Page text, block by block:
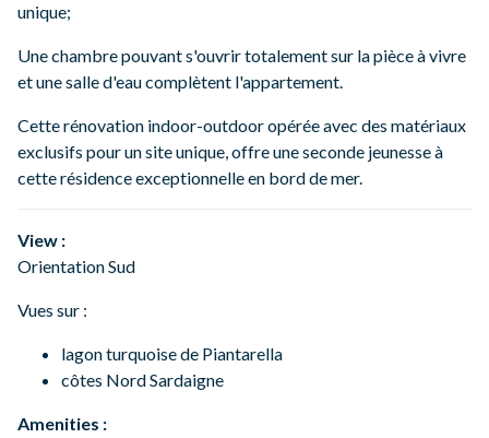
unique;
Une chambre pouvant s'ouvrir totalement sur la pièce à vivre
et une salle d'eau complètent l'appartement.
Cette rénovation indoor-outdoor opérée avec des matériaux
exclusifs pour un site unique, offre une seconde jeunesse à
cette résidence exceptionnelle en bord de mer.
View :
Orientation Sud
Vues sur :
lagon turquoise de Piantarella
côtes Nord Sardaigne
Amenities :